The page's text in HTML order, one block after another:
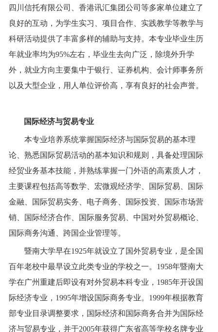
四川信托有限公司、香港讯汇集团公司等多家单位建立了
良好的互动，为学生实习、项目合作、实践教学等教学与
科研活动提供了丰富多样的辅助与支持。本专业毕业生历
年就业率均为95%左右，毕业生去向广泛，除境外升学
外，就业方向主要集中于银行、证券机构、会计师事务所
以及大型企业，用人单位评价高，享有良好的社会声誉。
国际经济与贸易专业
本专业培养系统掌握国际经济与国际贸易的基本理
论、熟悉国际贸易活动的基本知识和规则，具备处理国际
经贸业务基本技能，并熟练掌握一门外语的高素质人才，
主要课程包括高等数学、宏微观经济学、国际贸易、国际
金融、国际贸易实务、电子商务、国际投资、国际市场营
销、国际经济合作、国际服务贸易、中国对外贸易概论、
国际商务沟通、跨国企业管理等。
暨南大学早在1925年就设立了国外贸易专业，是全国
百年老校中最早设立此类专业的学校之一。 1958年暨南大
学在广州重建后即设有对外贸易本科专业， 1985年开设国
际经济专业， 1995年增设国际商务专业。 1999年根据教育
部专业目录调整要求，国际经济和国际商务合并为国际经
济与贸易专业，并于2005年获得广东省高等学校名牌专业